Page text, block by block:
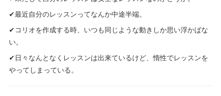
✔最近自分のレッスンってなんか中途半端。
✔コリオを作成する時、いつも同じような動きしか思い浮かばな
い。
✔日々なんとなくレッスンは出来ているけど、惰性でレッスンを
やってしまっている。